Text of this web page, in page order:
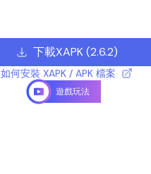
下載XAPK(2.6.2)
如何安裝 XAPK / APK 檔案
遊戲玩法